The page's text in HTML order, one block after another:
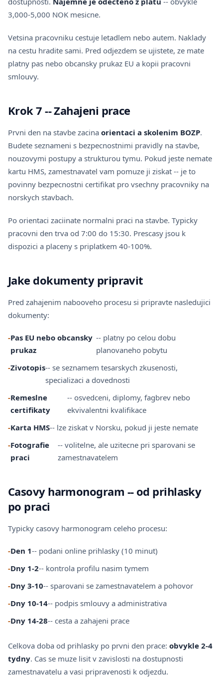
3,000-5,000 NOK mesicne.
Vetsina pracovniku cestuje letadlem nebo autem. Naklady
na cestu hradite sami. Pred odjezdem se ujistete, ze mate
platny pas nebo obcansky prukaz EU a kopii pracovni
smlouvy.
Krok 7 -- Zahajeni prace
Prvni den na stavbe zacina orientaci a skolenim BOZP.
Budete seznameni s bezpecnostnimi pravidly na stavbe,
nouzovymi postupy a strukturou tymu. Pokud jeste nemate
kartu HMS, zamestnavatel vam pomuze ji ziskat -- je to
povinny bezpecnostni certifikat pro vsechny pracovniky na
norskych stavbach.
Po orientaci zaciinate normalni praci na stavbe. Typicky
pracovni den trva od 7:00 do 15:30. Prescasy jsou k
dispozici a placeny s priplatkem 40-100%.
Jake dokumenty pripravit
Pred zahajenim nabooveho procesu si pripravte nasledujici
dokumenty:
-Pas EU nebo obcansky
prukaz
-- platny po celou dobu
planovaneho pobytu
-Zivotopis-- se seznamem tesarskych zkusenosti,
specializaci a dovednosti
-Remeslne
certifikaty
-- osvedceni, diplomy, fagbrev nebo
ekvivalentni kvalifikace
-Karta HMS-- lze ziskat v Norsku, pokud ji jeste nemate
-Fotografie
praci
-- volitelne, ale uzitecne pri sparovani se
zamestnavatelem
Casovy harmonogram -- od prihlasky
po praci
Typicky casovy harmonogram celeho procesu:
-Den 1-- podani online prihlasky (10 minut)
-Dny 1-2-- kontrola profilu nasim tymem
-Dny 3-10-- sparovani se zamestnavatelem a pohovor
-Dny 10-14-- podpis smlouvy a administrativa
-Dny 14-28-- cesta a zahajeni prace
Celkova doba od prihlasky po prvni den prace: obvykle 2-4
tydny. Cas se muze lisit v zavislosti na dostupnosti
zamestnavatelu a vasi pripravenosti k odjezdu.